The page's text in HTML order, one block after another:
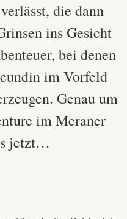
die dann
ins Gesicht
bei denen
im Vorfeld
Genau um
im Meraner
jetzt…